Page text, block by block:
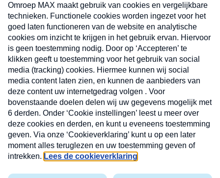
CONTACT
Volg ons op
MAX
Cookieverklaring
Kwetsbaarheid
X
Nieuwsbrief
Neem hier een gratis abonnement op de MAX
Consumenten nieuwsbrief. Elke maandag en
donderdag in uw mailbox.